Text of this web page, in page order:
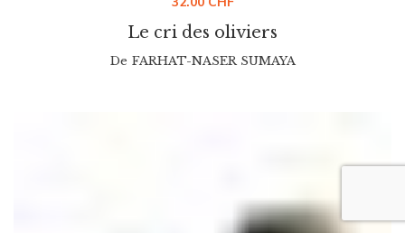
Le cri des oliviers
32.00 CHF
De FARHAT-NASER SUMAYA